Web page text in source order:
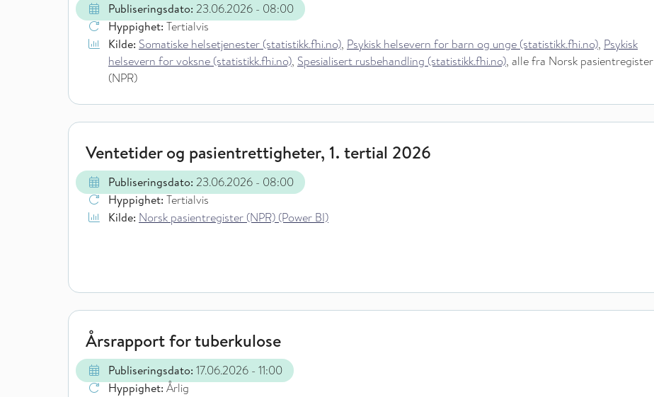
Publiseringsdato: 23.06.2026 - 08:00
Hyppighet: Tertialvis
Kilde: Somatiske helsetjenester (statistikk.fhi.no), Psykisk helsevern for barn og unge (statistikk.fhi.no), Psykisk
helsevern for voksne (statistikk.fhi.no), Spesialisert rusbehandling (statistikk.fhi.no), alle fra Norsk pasientregister
(NPR)
Ventetider og pasientrettigheter, 1. tertial 2026
Publiseringsdato: 23.06.2026 - 08:00
Hyppighet: Tertialvis
Kilde: Norsk pasientregister (NPR) (Power BI)
Årsrapport for tuberkulose
Publiseringsdato: 17.06.2026 - 11:00
Hyppighet: Årlig